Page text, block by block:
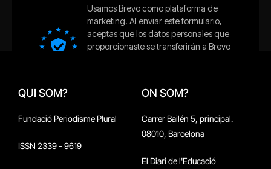
QUI SOM?
Fundació Periodisme Plural
ISSN 2339 - 9619
ON SOM?
Carrer Bailén 5, principal.
08010, Barcelona
El Diari de l'Educació